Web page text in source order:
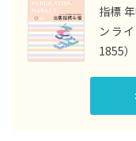
指標
ンラ
1855